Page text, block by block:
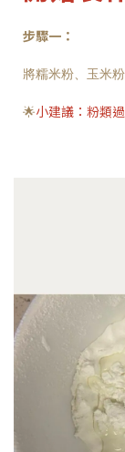
步驟一：
將糯米粉、玉米
🌟小建議：粉類